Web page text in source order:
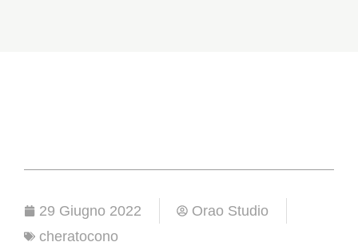
29 Giugno 2022
Orao Studio
cheratocono